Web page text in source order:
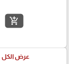
add_shopping_cart
عرض الكل